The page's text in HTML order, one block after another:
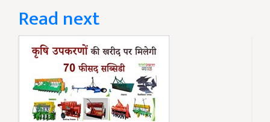
Read next